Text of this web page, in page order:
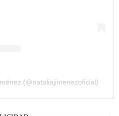
(@nataliajimenezoficial)